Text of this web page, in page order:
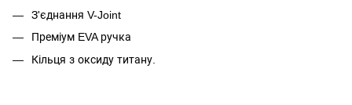
З'єднання V-Joint
Преміум EVA ручка
Кільця з оксиду титану.